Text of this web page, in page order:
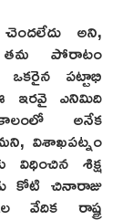
అని,
పోరాటం
ఒకరైన పట్టాభి
ఇరవై ఎనిమిది
అనేక
విశాఖపట్నం
విధించిన శిక్ష
కోటి చినారాజు
వేదిక రాష్ట్ర